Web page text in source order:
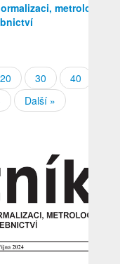
metrologii a
20 30 40
Další »